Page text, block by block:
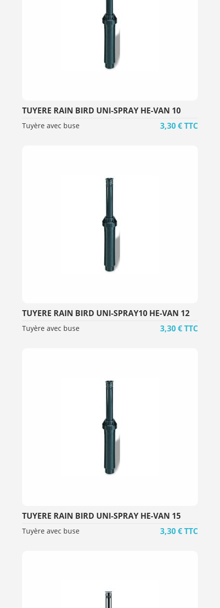
TUYERE RAIN BIRD UNI-SPRAY HE-VAN 10
Tuyère avec buse 3,30€TTC
TUYERE RAIN BIRD UNI-SPRAY10 HE-VAN 12
Tuyère avec buse 3,30€TTC
TUYERE RAIN BIRD UNI-SPRAY HE-VAN 15
Tuyère avec buse 3,30€TTC